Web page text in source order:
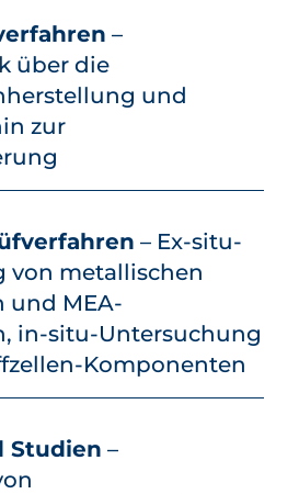
–
über die
und
zur
– Ex-situ-
von metallischen
und MEA-
in-situ-Untersuchung
Komponenten
Studien –